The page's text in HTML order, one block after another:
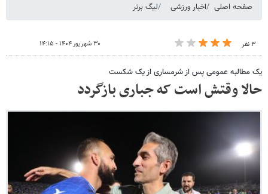
صفحه اصلی اخبار ورزشی لیگ برتر
۳ نفر ۳۰ شهریور ۱۴۰۴ - ۱۴:۱۵
یک مطالبه عمومی پس از شرمساری از یک شکست
حالا وقتش است که جباری بازگردد